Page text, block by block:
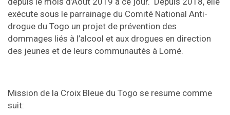
exécute sous le parrainage du Comité National Anti-
drogue du Togo un projet de prévention des
dommages liés à l’alcool et aux drogues en direction
des jeunes et de leurs communautés à Lomé.
Mission de la Croix Bleue du Togo se resume comme
suit: